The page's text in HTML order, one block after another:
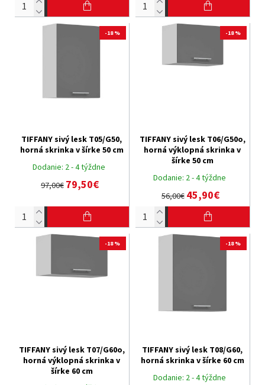
-18 %
Dodanie: 2 - 4 týždne
TIFFANY sivý lesk T05/G50,
horná skrinka v šírke 50 cm
97,00€ 79,50€
-18 %
Dodanie: 2 - 4 týždne
TIFFANY sivý lesk T06/G50o,
horná výklopná skrinka v
šírke 50 cm
56,00€ 45,90€
-18 %
TIFFANY sivý lesk T07/G60o,
horná výklopná skrinka v
šírke 60 cm
-18 %
Dodanie: 2 - 4 týždne
TIFFANY sivý lesk T08/G60,
horná skrinka v šírke 60 cm